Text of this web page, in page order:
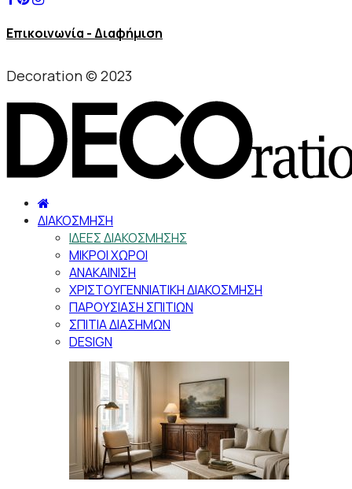
Επικοινωνία - Διαφήμιση
Decoration © 2023
ΔΙΑΚΟΣΜΗΣΗ
ΙΔΕΕΣ ΔΙΑΚΟΣΜΗΣΗΣ
ΜΙΚΡΟΙ ΧΩΡΟΙ
ΑΝΑΚΑΙΝΙΣΗ
ΧΡΙΣΤΟΥΓΕΝΝΙΑΤΙΚΗ ΔΙΑΚΟΣΜΗΣΗ
ΠΑΡΟΥΣΙΑΣΗ ΣΠΙΤΙΩΝ
ΣΠΙΤΙΑ ΔΙΑΣΗΜΩΝ
DESIGN